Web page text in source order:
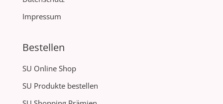
Impressum
Bestellen
SU Online Shop
SU Produkte bestellen